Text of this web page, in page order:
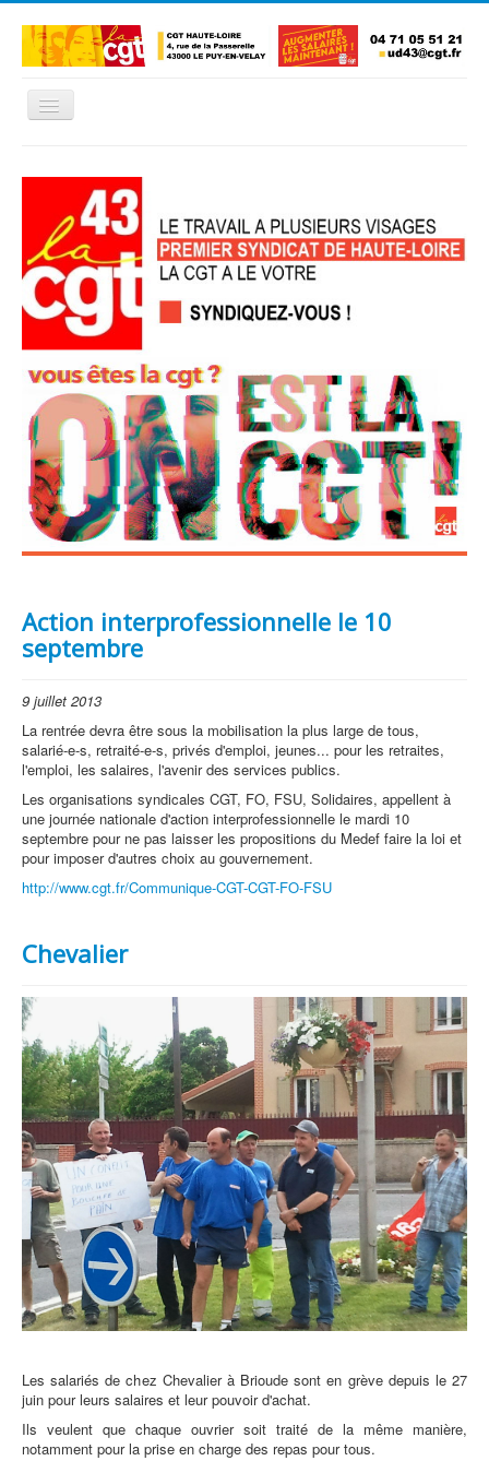
Basculer
L'Union Départementale
Les Unions Locales
Les syndicats locaux
Défendre vos droits
Se syndiquer
La confédératon nationale CGT
NOUS CONTACTER
Action interprofessionnelle le 10
septembre
9 juillet 2013
La rentrée devra être sous la mobilisation la plus large de tous,
salarié-e-s, retraité-e-s, privés d'emploi, jeunes... pour les retraites,
l'emploi, les salaires, l'avenir des services publics.
Les organisations syndicales CGT, FO, FSU, Solidaires, appellent à
une journée nationale d'action interprofessionnelle le mardi 10
septembre pour ne pas laisser les propositions du Medef faire la loi et
pour imposer d'autres choix au gouvernement.
http://www.cgt.fr/Communique-CGT-CGT-FO-FSU
Chevalier
Les salariés de chez Chevalier à Brioude sont en grève depuis le 27
juin pour leurs salaires et leur pouvoir d'achat.
Ils veulent que chaque ouvrier soit traité de la même manière,
notamment pour la prise en charge des repas pour tous.